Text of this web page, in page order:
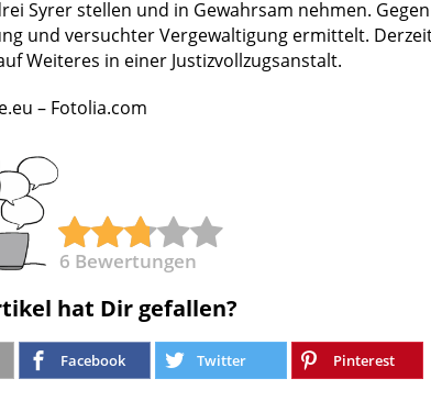
Syrer stellen und in Gewahrsam nehmen.
und versuchter Vergewaltigung ermittelt.
Weiteres in einer Justizvollzugsanstalt.
– Fotolia.com
6 Bewertungen
hat Dir gefallen?
Facebook Twitter Pinterest
Erschreckend: Asylbewerber